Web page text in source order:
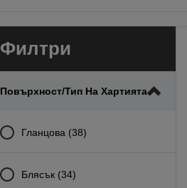
Филтри
Повърхност/тип На Хартията
Гланцова (38)
Блясък (34)